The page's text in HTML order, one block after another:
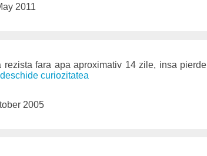
2011
fara apa aproximativ 14 zile, insa pierde
curiozitatea
2005